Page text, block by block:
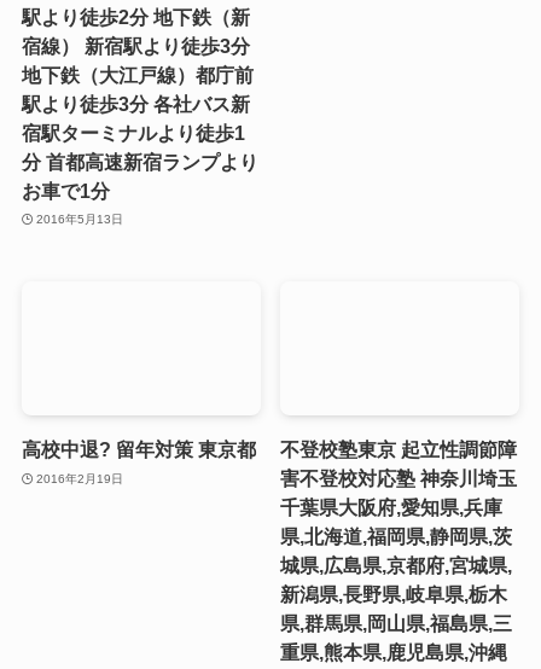
駅より徒歩2分 地下鉄（新
宿線） 新宿駅より徒歩3分
地下鉄（大江戸線）都庁前
駅より徒歩3分 各社バス新
宿駅ターミナルより徒歩1
分 首都高速新宿ランプより
お車で1分
2016年5月13日
高校中退? 留年対策 東京都
2016年2月19日
不登校塾東京 起立性調節障
害不登校対応塾 神奈川埼玉
千葉県大阪府,愛知県,兵庫
県,北海道,福岡県,静岡県,茨
城県,広島県,京都府,宮城県,
新潟県,長野県,岐阜県,栃木
県,群馬県,岡山県,福島県,三
重県,熊本県,鹿児島県,沖縄